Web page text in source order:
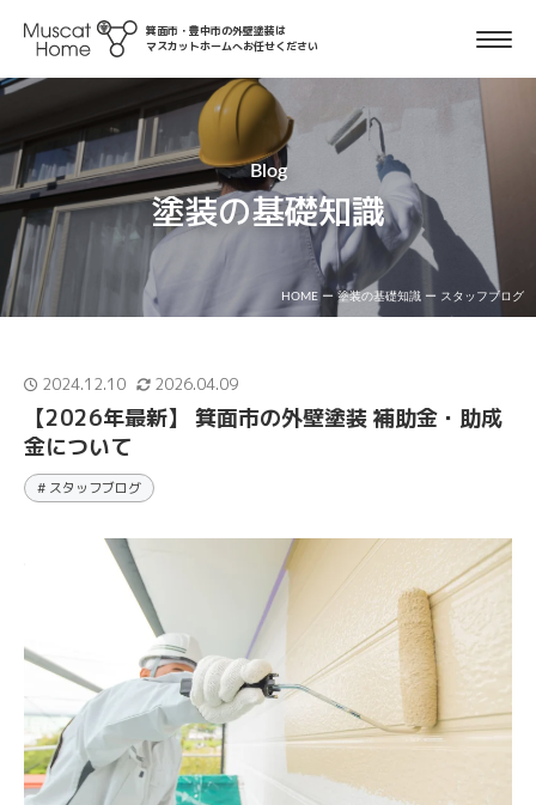
箕面市・豊中市の外壁塗装は
マスカットホームへお任せください
Blog
塗装の基礎知識
HOME ー 塗装の基礎知識 ー スタッフブログ
2024.12.10 2026.04.09
【2026年最新】 箕面市の外壁塗装 補助金・助成
金について
# スタッフブログ